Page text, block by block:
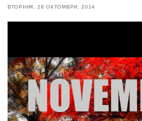
ВТОРНИК, 28 ОКТОМВРИ, 2014